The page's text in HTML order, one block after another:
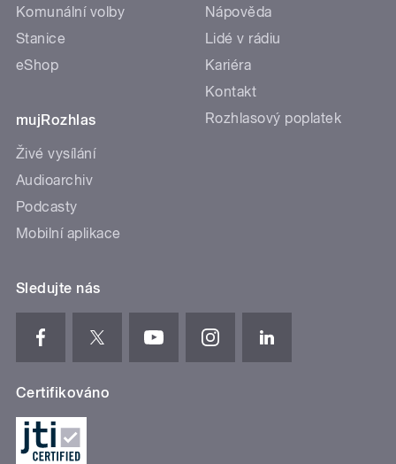
Komunální volby
Stanice
eShop
mujRozhlas
Živé vysílání
Audioarchiv
Podcasty
Mobilní aplikace
Nápověda
Lidé v rádiu
Kariéra
Kontakt
Rozhlasový poplatek
Sledujte nás
Certifikováno